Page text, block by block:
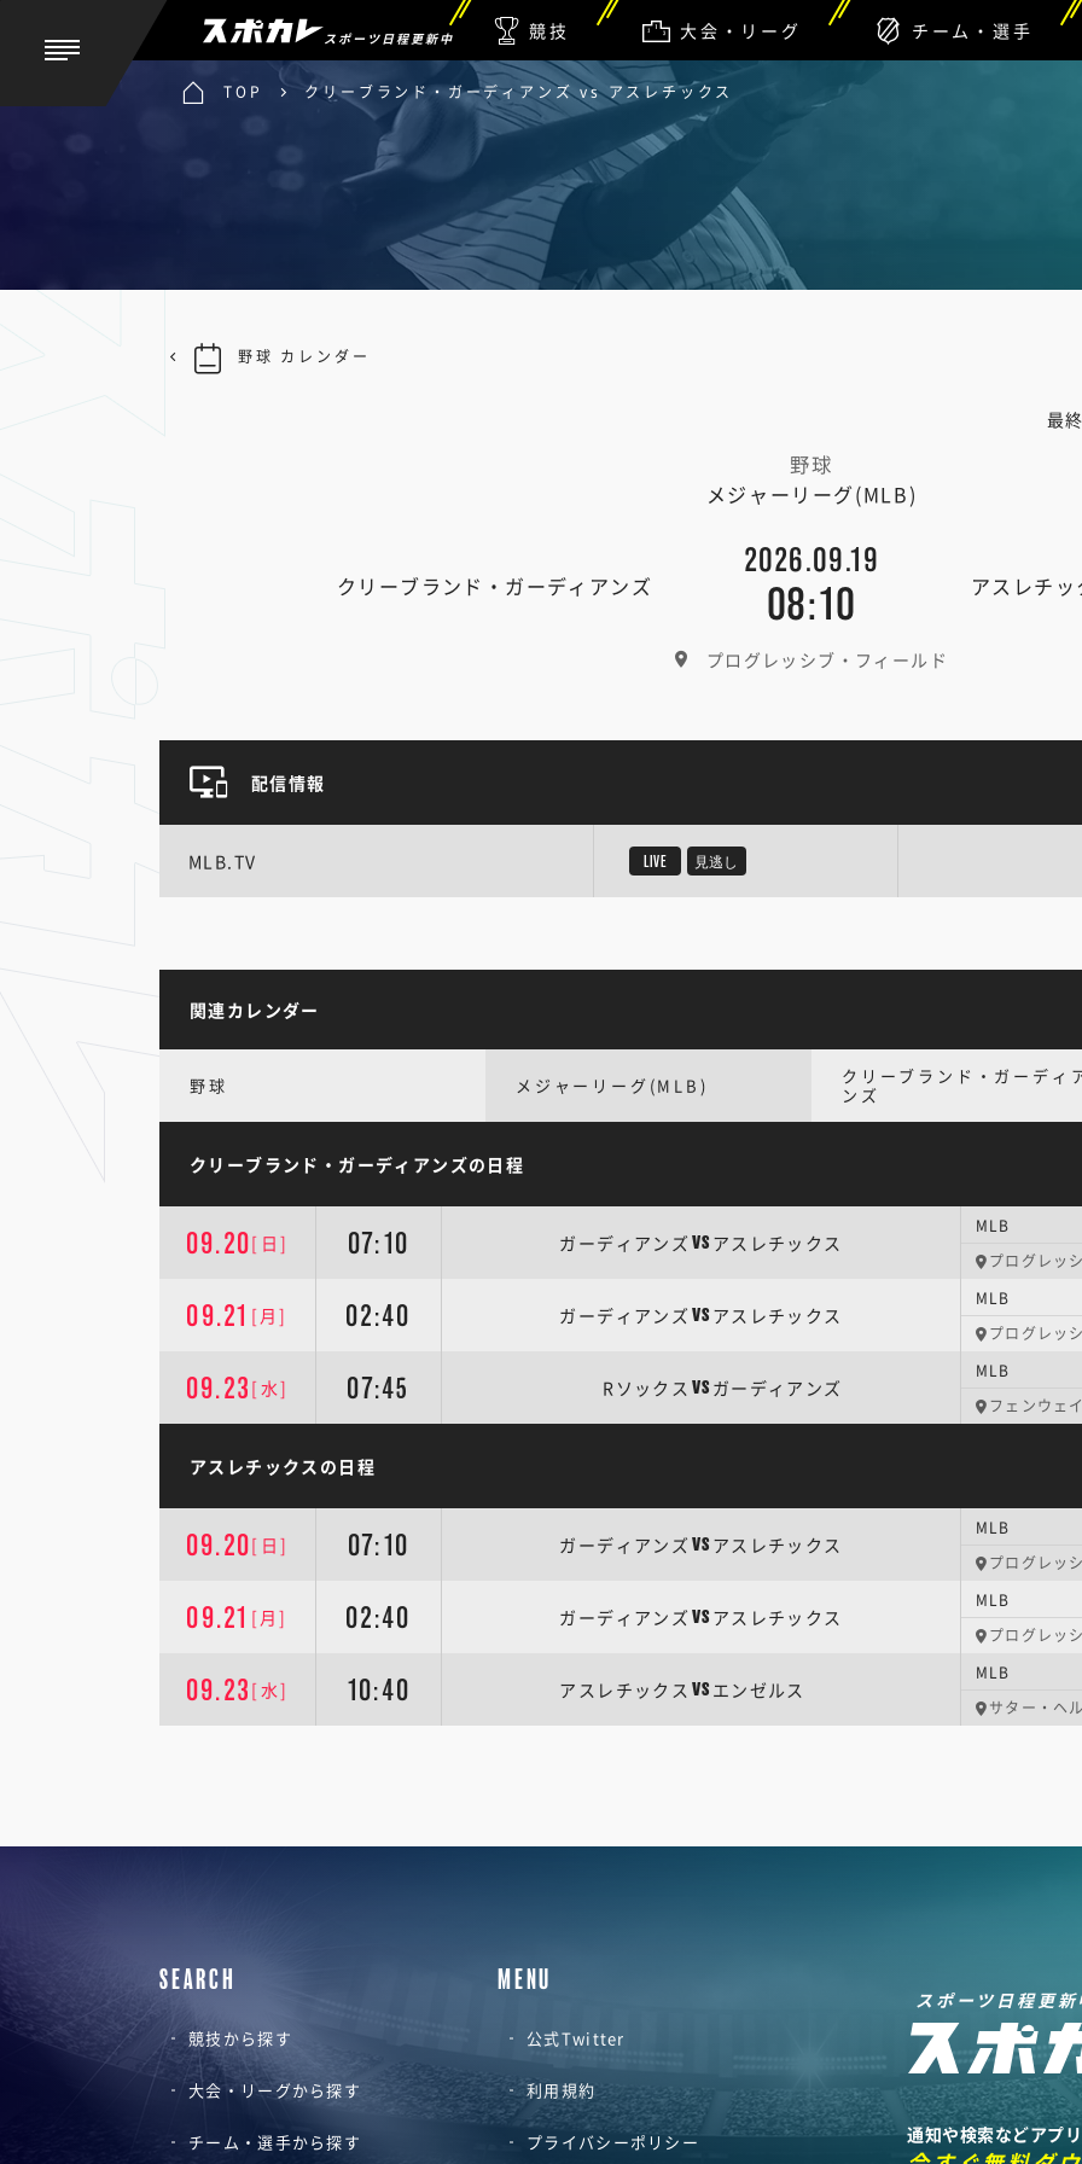
スポーツ日程更新中 競技 大会・リーグ チーム・選手
TOP クリーブランド・ガーディアンズ vs アスレチックス
最
野球
メジャーリーグ(MLB)
クリーブランド・ガーディアンズ
2026.09.19
08:10 アスレチ
プログレッシブ・フィールド
野球 カレンダー
配信情報
MLB.TV LIVE 見逃し
関連カレンダー
野球 メジャーリーグ(MLB)
クリーブランド・ガーディ
ンズ
クリーブランド・ガーディアンズの日程
09.20[日] 07:10 ガーディアンズ VS アスレチックス
MLB
プログレッ
09.21 [月] 02:40 ガーディアンズ VS アスレチックス
MLB
プログレッ
09.23 [水] 07:45 Rソックス VS ガーディアンズ
MLB
フェンウェ
アスレチックスの日程
09.20[日] 07:10 ガーディアンズ VS アスレチックス
MLB
プログレッ
09.21 [月] 02:40 ガーディアンズ VS アスレチックス
MLB
プログレッ
09.23 [水] 10:40 アスレチックス VS エンゼルス
MLB
サター・ヘ
SEARCH
競技から探す
大会・リーグから探す
チーム・選手から探す
MENU
公式Twitter
利用規約
プライバシーポリシー
スポーツ日程更新
通知や検索などアプ